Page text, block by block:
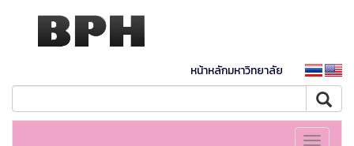
หน้าหลักมหาวิทยาลัย
Toggle